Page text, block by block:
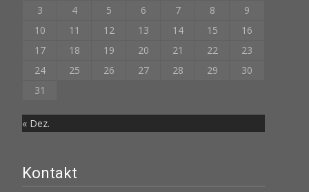
3
4 5 6 7 8
9
10
11 12 13 14 15
16
17
18 19 20 21 22
23
24
25 26 27 28 29
30
31
« Dez.
Kontakt